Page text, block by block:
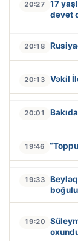
20:27
17
dəvət
20:18
20:13 Vəkil
20:01
19:46
19:33
19:20